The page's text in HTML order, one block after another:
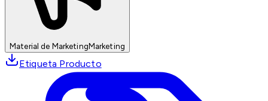
Material de MarketingMarketing
Etiqueta Producto